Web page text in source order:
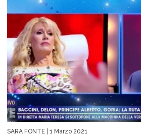
SARA FONTE | 1 Marzo 2021